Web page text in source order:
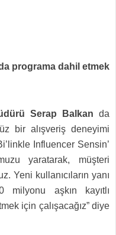
da programa dahil etmek
Serap Balkan da
bir alışveriş deneyimi
Influencer Sensin’
yaratarak, müşteri
Yeni kullanıcıların yanı
aşkın kayıtlı
için çalışacağız” diye